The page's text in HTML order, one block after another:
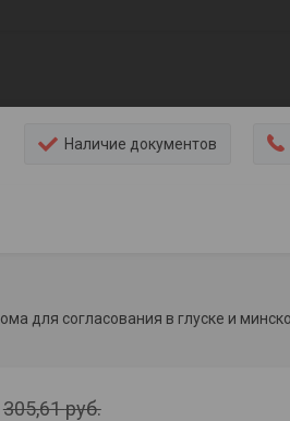
Наличие документов
для согласования в глуске и
305,61руб.